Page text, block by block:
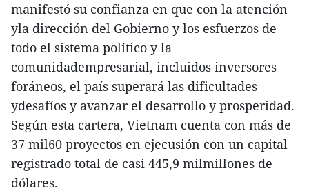
manifestó su confianza en que con la atención
yla dirección del Gobierno y los esfuerzos de
todo el sistema político y la
comunidadempresarial, incluidos inversores
foráneos, el país superará las dificultades
ydesafíos y avanzar el desarrollo y prosperidad.
Según esta cartera, Vietnam cuenta con más de
37 mil60 proyectos en ejecusión con un capital
registrado total de casi 445,9 milmillones de
dólares.